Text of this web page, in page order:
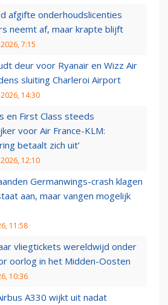
afgifte onderhoudslicenties
neemt af, maar krapte blijft
7:15
deur voor Ryanair en Wizz Air
sluiting Charleroi Airport
14:30
en First Class steeds
voor Air France-KLM:
betaalt zich uit’
12:10
Germanwings-crash klagen
aan, maar vangen mogelijk
11:58
vliegtickets wereldwijd onder
oorlog in het Midden-Oosten
10:36
A330 wijkt uit nadat